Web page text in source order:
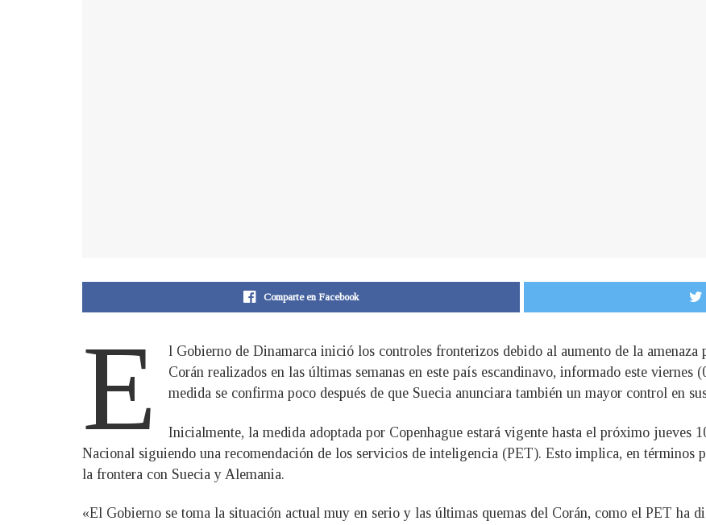
Comparte en Facebook
E
l Gobierno de Dinamarca inició los controles fronterizos debido al aumento de la amenaza
Corán realizados en las últimas semanas en este país escandinavo, informado este
medida se confirma poco después de que Suecia anunciara también un mayor control en
Inicialmente, la medida adoptada por Copenhague estará vigente hasta el próximo jueves
Nacional siguiendo una recomendación de los servicios de inteligencia (PET). Esto implica, en términos
la frontera con Suecia y Alemania.
«El Gobierno se toma la situación actual muy en serio y las últimas quemas del Corán, como el PET ha